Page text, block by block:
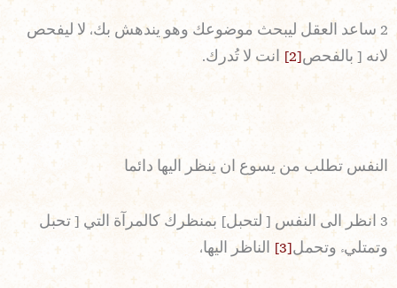
2 ساعد العقل ليبحث موضوعك وهو يندهش بك، لا ليفحص
لانه [ بالفحص [2] انت لا تُدرك.
النفس تطلب من يسوع ان ينظر اليها دائما
3 انظر الى النفس [ لتحبل] بمنظرك كالمرآة التي [ تحبل
وتمتليء وتحمل [3] الناظر اليها،